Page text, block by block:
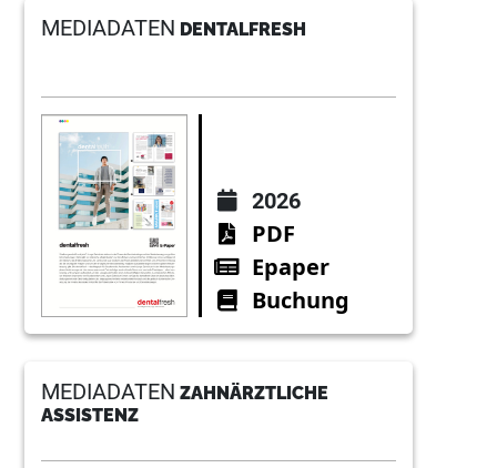
MEDIADATEN DENTALFRESH
2026
PDF
Epaper
Buchung
MEDIADATEN ZAHNÄRZTLICHE
ASSISTENZ